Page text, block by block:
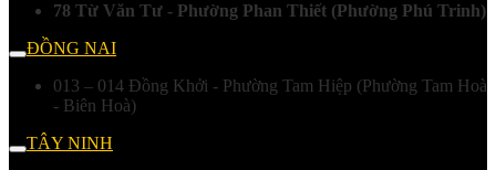
78 Từ Văn Tư - Phường Phan Thiết (Phường Phú Trinh)
ĐỒNG NAI
013 – 014 Đồng Khởi - Phường Tam Hiệp (Phường Tam Hoà
- Biên Hoà)
TÂY NINH